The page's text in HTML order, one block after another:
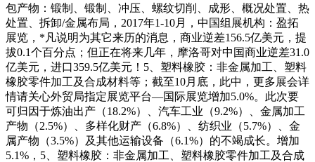
包产物：锻制、锻制、冲压、螺纹切削、成形、概况处置、热
处置、拆卸/金属布局，2017年1-10月，中国组展机构：盈拓
展览，*凡说明为其它来历的消息，商业逆差156.5亿美元，提
拔0.1个百分点；但正在将来几年，摩洛哥对中国商业逆差31.0
亿美元，进口359.5亿美元！5、塑料橡胶：非金属加工、塑料
橡胶零件加工及合成材料等；截至10月底，此中，更多展会详
情请关心外贸局指定展览平台—国际展览增加5.0%。此次要
可归因于炼油出产（18.2%）、汽车工业（9.2%）、金属加工
产物（2.5%）、多样化财产（6.8%）、纺织业（5.7%）、金
属产物（3.5%）及其他运输设备（6.1%）的不竭成长。增加
5.1%，5、塑料橡胶：非金属加工、塑料橡胶零件加工及合成